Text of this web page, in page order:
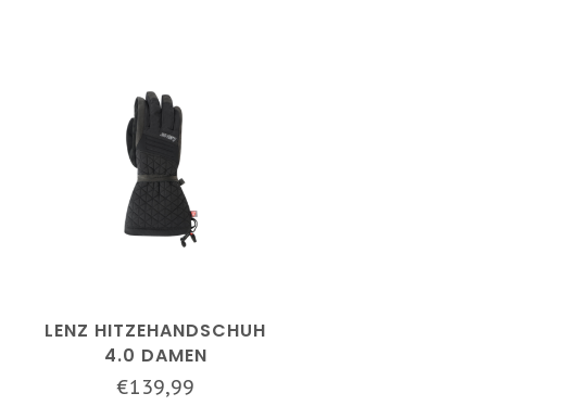
LENZ HITZEHANDSCHUH
4.0 DAMEN
€139,99